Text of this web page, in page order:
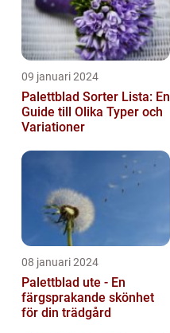
09 januari 2024
Palettblad Sorter Lista: En
Guide till Olika Typer och
Variationer
08 januari 2024
Palettblad ute - En
färgsprakande skönhet
för din trädgård